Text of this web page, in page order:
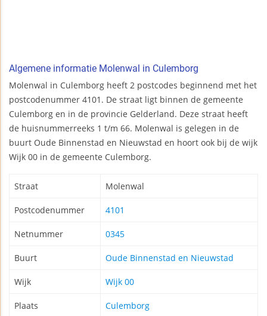
Algemene informatie Molenwal in Culemborg
Molenwal in Culemborg heeft 2 postcodes beginnend met het
postcodenummer 4101. De straat ligt binnen de gemeente
Culemborg en in de provincie Gelderland. Deze straat heeft
de huisnummerreeks 1 t/m 66. Molenwal is gelegen in de
buurt Oude Binnenstad en Nieuwstad en hoort ook bij de wijk
Wijk 00 in de gemeente Culemborg.
Straat Molenwal
Postcodenummer 4101
Netnummer 0345
Buurt Oude Binnenstad en Nieuwstad
Wijk Wijk 00
Plaats Culemborg